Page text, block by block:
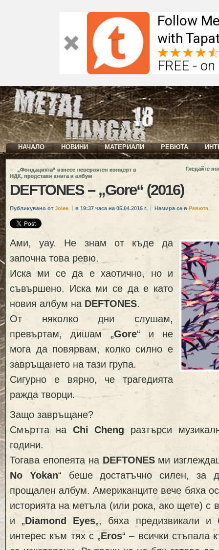
Follow
with
FREE -
НАЧАЛО НОВИНИ МАТЕРИАЛИ РЕВЮТА
«
„Фондацията“ изнесе невероятен концерт в
НДК, представи книга и албум
Гледайте
DEFTONES – „Gore“ (2016)
Публикувано от Jolee в 19:37 часа на 05.04.2016 г. Намира се в Ревюта
Ами, уау. Не знам от къде да
започна това ревю.
Иска ми се да е хаотично, но и
съвършено. Иска ми се да е като
новия албум на DEFTONES.
От няколко дни слушам,
превъртам, дишам „Gore“ и не
мога да повярвам, колко силно е
завръщането на тази група.
Сигурно е вярно, че трагедията
ражда творци.
Защо завръщане?
Смъртта на Chi Cheng разтърси
години.
Тогава епопеята на DEFTONESми
No Yokan“ беше достатъчно силен, за
прощален албум. Американците вече бяха
историята на метъла (или рока, ако щете) с
и „Diamond Eyes„, бяха предизвикали и
интерес към тях с „Eros“ – всички стъпала